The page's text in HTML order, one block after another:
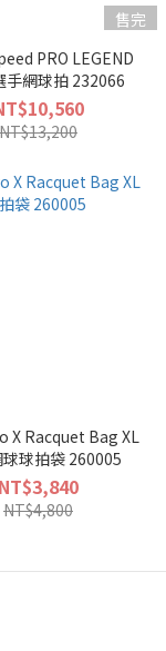
售完
PRO LEGEND
手網球拍 232066
NT$13,200
X Racquet Bag XL
球拍袋 260005
NT$3,840
NT$4,800